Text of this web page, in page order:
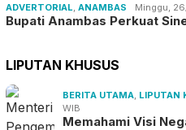
ADVERTORIAL ANAMBAS Minggu,
Bupati Anambas Perkuat
LIPUTAN KHUSUS
BERITA UTAMA LIPUTAN
WIB
Memahami Visi